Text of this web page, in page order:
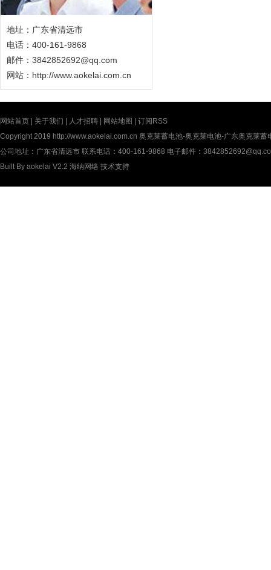
地址：广东省清远市
电话：400-161-9868
邮件：3842852692@qq.com
网站： http://www.aokelai.com.cn
网站首页 关于我们 人才招聘 网站地图
订阅RSS
Copyright 2019 http://www.aokelai.com.cn 奥克莱蓄电池-奥克莱电池-广东奥克莱
公司地址：广东省清远市 联系电话：400-161-9868 电子邮件：
Built By aokelai V2.2 海纳网络 技术支持